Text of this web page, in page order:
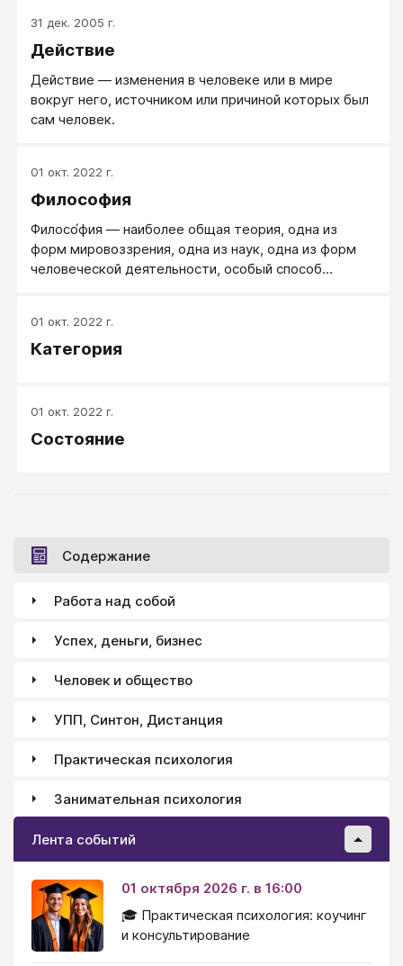
31 дек. 2005 г.
Действие
Действие — изменения в человеке или в мире
вокруг него, источником или причиной которых был
сам человек.
01 окт. 2022 г.
Философия
Филосо́фия ― наиболее общая теория, одна из
форм мировоззрения, одна из наук, одна из форм
человеческой деятельности, особый способ
01 окт. 2022 г.
Категория
01 окт. 2022 г.
Состояние
Содержание
Работа над собой
Успех, деньги, бизнес
Человек и общество
УПП, Синтон, Дистанция
Практическая психология
Занимательная психология
Лента событий
01 октября 2026 г. в 16:00
🎓 Практическая психология: коучинг
и консультирование